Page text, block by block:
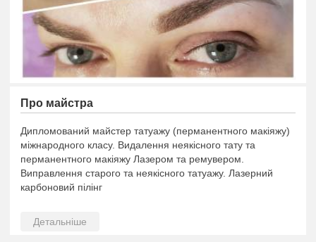
Про майстра
Дипломований майстер татуажу (перманентного макіяжу)
міжнародного класу. Видалення неякісного тату та
перманентного макіяжу Лазером та ремувером.
Виправлення старого та неякісного татуажу. Лазерний
карбоновий пілінг